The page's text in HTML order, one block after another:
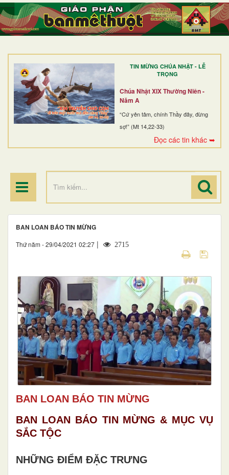
TIN MỪNG CHÚA NHẬT - LỄ
TRỌNG
Chúa Nhật XIX Thường Niên -
Năm A
“Cứ yên tâm, chính Thầy đây, đừng
sợ!” (Mt 14,22-33)
Đọc các tin khác ➥
TRANG NHẤT
GIỚI THIỆU
DÒNG TU
BAN MỤC VỤ
ĐOÀN THỂ CG
ĐIỂM HÀNH HƯƠNG
BAN LOAN BÁO TIN MỪNG
Thứ năm - 29/04/2021 02:27 | 2715
BAN LOAN BÁO TIN MỪNG
BAN LOAN BÁO TIN MỪNG & MỤC VỤ
SẮC TỘC
NHỮNG ĐIỂM ĐẶC TRƯNG